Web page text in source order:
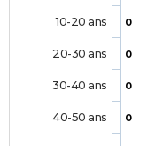
0
0
0
0
10-20 ans
20-30 ans
30-40 ans
40-50 ans